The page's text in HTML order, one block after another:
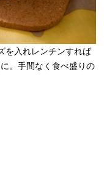
を入れレンチンすれば
。手間なく食べ盛りの